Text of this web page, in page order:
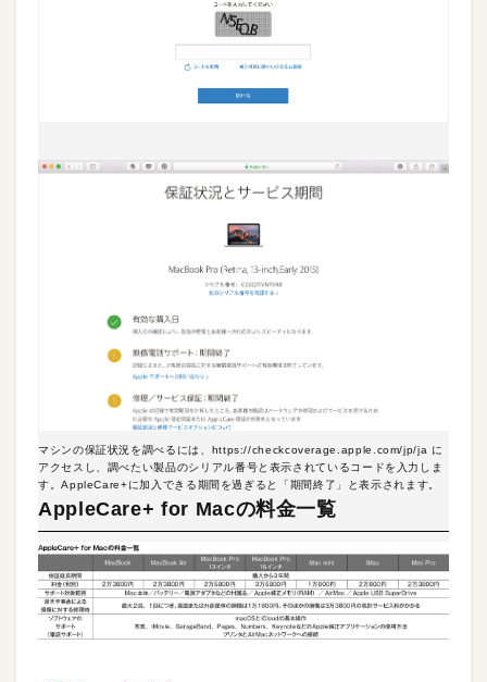
マシンの保証状況を調べるには、https://checkcoverage.apple.com/jp/ja に
アクセスし、調べたい製品のシリアル番号と表示されているコードを入力しま
す。AppleCare+に加入できる期間を過ぎると「期間終了」と表示されます。
AppleCare+ for Macの料金一覧